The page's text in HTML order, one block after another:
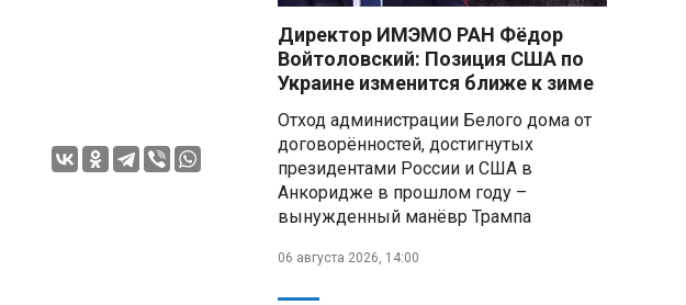
Директор ИМЭМО РАН Фёдор
Войтоловский: Позиция США по
Украине изменится ближе к зиме
Отход администрации Белого дома от
договорённостей, достигнутых
президентами России и США в
Анкоридже в прошлом году –
вынужденный манёвр Трампа
06 августа 2026, 14:00